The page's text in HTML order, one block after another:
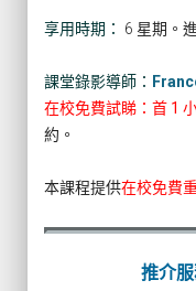
享用時期： 6 星期。
課堂錄影導師：
在校免費試睇：首 1
約。
本課程提供在校免費
推介服